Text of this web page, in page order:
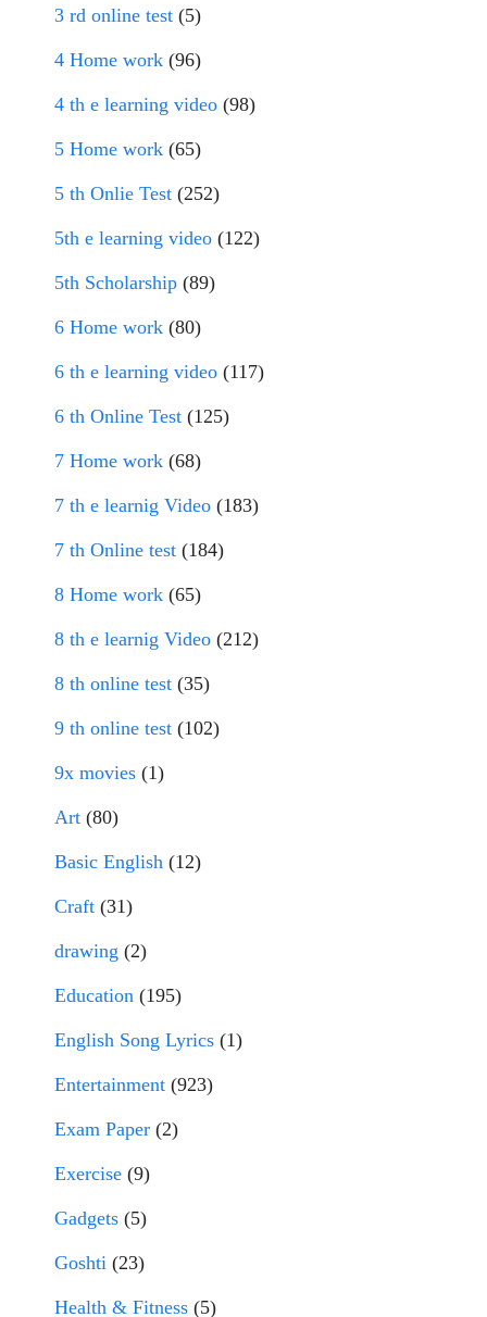
3 rd online test (5)
4 Home work (96)
4 th e learning video (98)
5 Home work (65)
5 th Onlie Test (252)
5th e learning video (122)
5th Scholarship (89)
6 Home work (80)
6 th e learning video (117)
6 th Online Test (125)
7 Home work (68)
7 th e learnig Video (183)
7 th Online test (184)
8 Home work (65)
8 th e learnig Video (212)
8 th online test (35)
9 th online test (102)
9x movies (1)
Art (80)
Basic English (12)
Craft (31)
drawing (2)
Education (195)
English Song Lyrics (1)
Entertainment (923)
Exam Paper (2)
Exercise (9)
Gadgets (5)
Goshti (23)
Health & Fitness (5)